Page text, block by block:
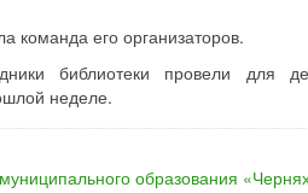
команда его организаторов.
библиотеки провели для
неделе.
образования